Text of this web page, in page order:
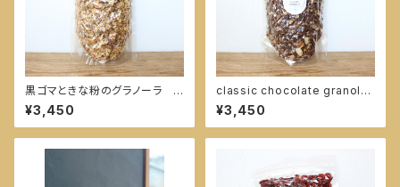
黒ゴマときな粉のグラノーラ 6
00ｇ
¥3,450
classic chocolate granola
(クラシックショコラグラノーラ)
600g
¥3,450